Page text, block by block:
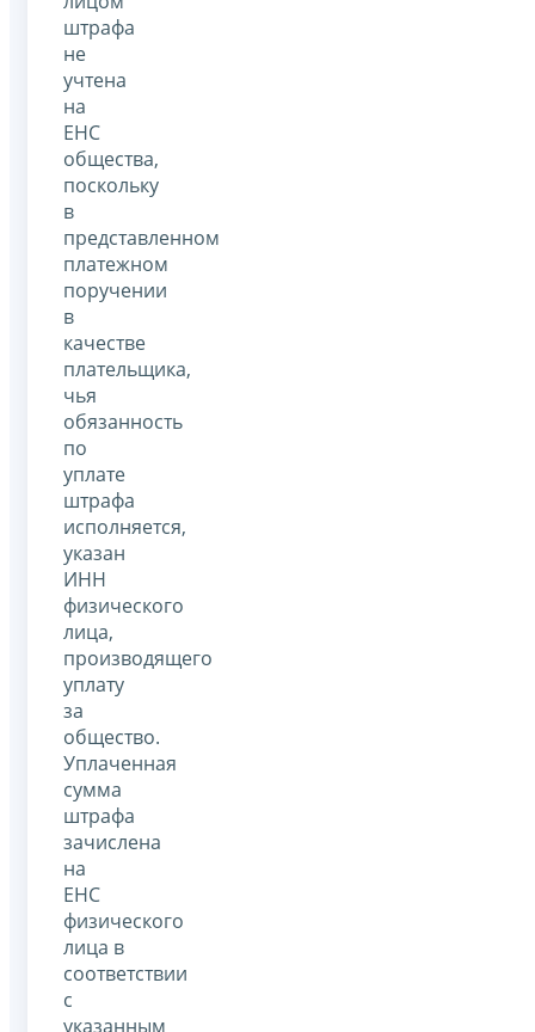
штрафа
не
учтена
на
ЕНС
общества,
поскольку
в
представленном
платежном
поручении
в
качестве
плательщика,
чья
обязанность
по
уплате
штрафа
исполняется,
указан
ИНН
физического
лица,
производящего
уплату
за
общество.
Уплаченная
сумма
штрафа
зачислена
на
ЕНС
физического
лица в
соответствии
с
указанным